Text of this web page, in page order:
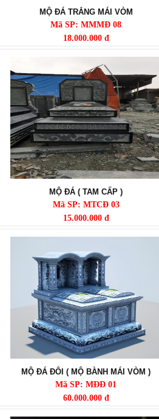
MỘ ĐÁ TRẮNG MÁI VÒM
Mã SP: MMMĐ 08
18.000.000 đ
MỘ ĐÁ ( TAM CẤP )
Mã SP: MTCĐ 03
15.000.000 đ
MỘ ĐÁ ĐÔI ( MỘ BÀNH MÁI VÒM )
Mã SP: MĐĐ 01
60.000.000 đ